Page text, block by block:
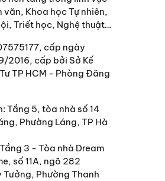
“Câu hỏi đặt ra là
trong một chuỗi
tiền cấy ghép, các
một thứ gì đó khác
là tiền bạc, hay
phá đó để khiến
ngành khoa học
bởi máy tính cá
văn, Khoa học Tự nhiên,
Triết học, Nghệ thuật…
cấp ngày
2016, cấp bởi Sở Kế
TP HCM - Phòng Đăng
Tầng 5, tòa nhà số 14
Phường Láng, TP Hà
3 - Tòa nhà Dream
số 11A, ngõ 282
Tưởng, Phường Thanh